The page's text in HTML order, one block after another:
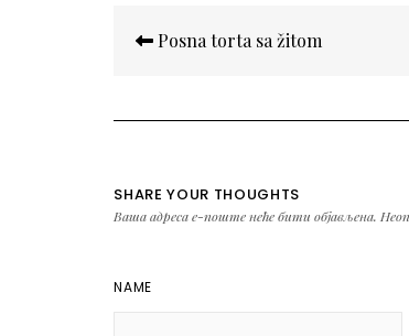
чланка
Posna torta sa žitom
SHARE YOUR THOUGHTS
Ваша адреса е-поште неће бити објављена.
NAME